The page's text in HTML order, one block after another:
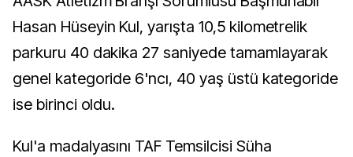
Hasan Hüseyin Kul, yarışta 10,5 kilometrelik
parkuru 40 dakika 27 saniyede tamamlayarak
genel kategoride 6'ncı, 40 yaş üstü kategoride
ise birinci oldu.
Kul'a madalyasını TAF Temsilcisi Süha